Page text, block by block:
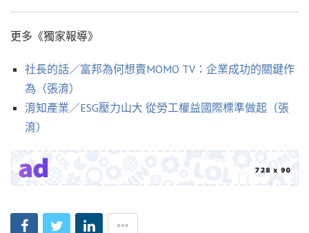
更多《獨家報導》
社長的話／富邦為何想賣MOMO TV：企業成功的關鍵作
為（張淯）
淯知產業／ESG壓力山大 從勞工權益國際標準做起（張
淯）